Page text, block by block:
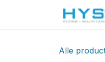
Alle